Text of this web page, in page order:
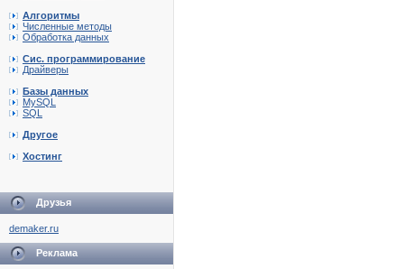
Алгоритмы
Численные методы
Обработка данных
Сис. программирование
Драйверы
Базы данных
MySQL
SQL
Другое
Хостинг
Друзья
demaker.ru
Реклама